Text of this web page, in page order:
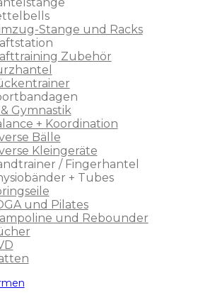
Stange und Racks
Zubehör
Gymnastik
+ Koordination
Bälle
Kleingeräte
/ Fingerhantel
+ Tubes
und Pilates
und Rebounder